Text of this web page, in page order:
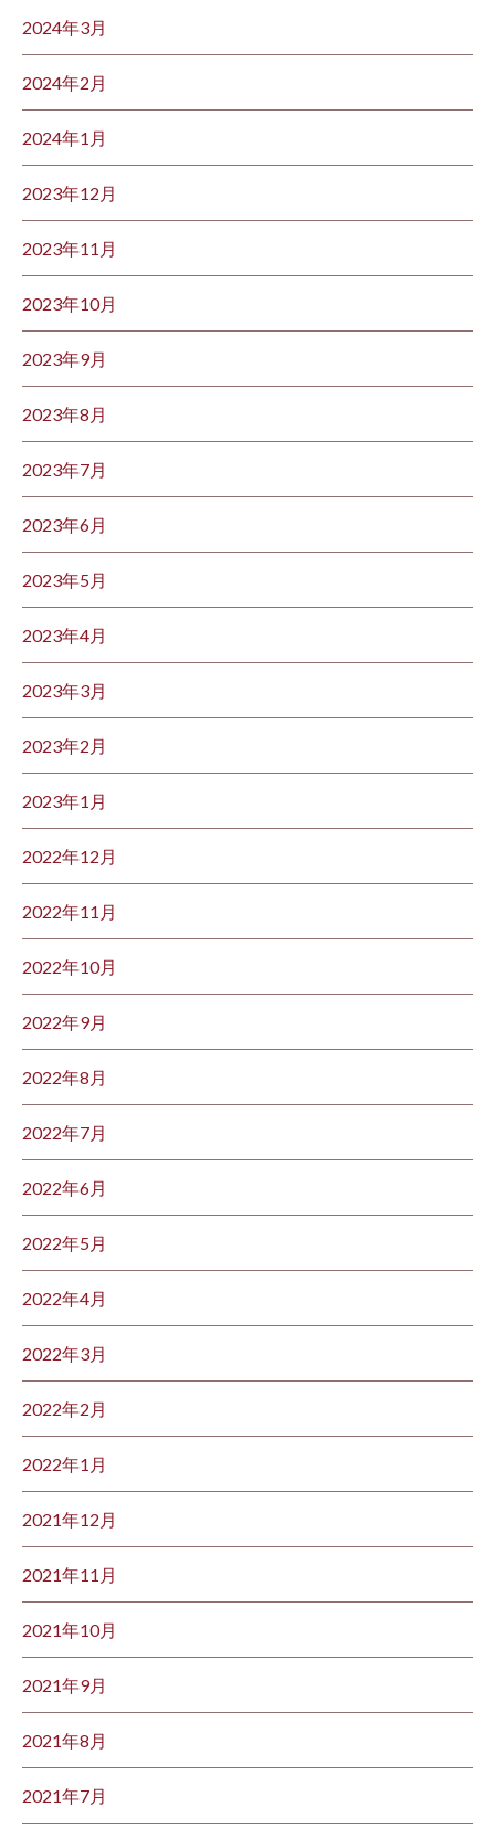
2024年3月
2024年2月
2024年1月
2023年12月
2023年11月
2023年10月
2023年9月
2023年8月
2023年7月
2023年6月
2023年5月
2023年4月
2023年3月
2023年2月
2023年1月
2022年12月
2022年11月
2022年10月
2022年9月
2022年8月
2022年7月
2022年6月
2022年5月
2022年4月
2022年3月
2022年2月
2022年1月
2021年12月
2021年11月
2021年10月
2021年9月
2021年8月
2021年7月